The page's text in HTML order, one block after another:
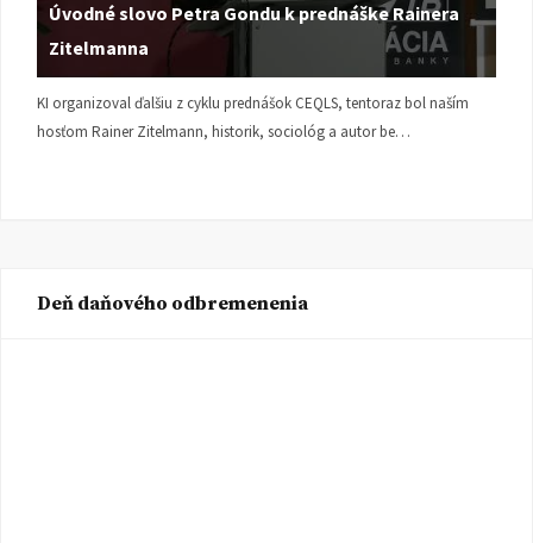
Úvodné slovo Petra Gondu k prednáške Rainera
Zitelmanna
KI organizoval ďalšiu z cyklu prednášok CEQLS, tentoraz bol naším
hosťom Rainer Zitelmann, historik, sociológ a autor be…
Deň daňového odbremenenia